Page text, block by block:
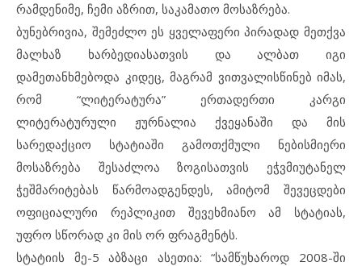
რამდენიმე, ჩემი აზრით, საკამათო მოსაზრება.
ბუნებრივია, შემეძლო ეს ყველაფერი პირადად მეთქვა
მალხაზ ხარბედიასათვის და ალბათ იგი
დამეთანხმებოდა კიდეც, მაგრამ ვითვალისწინებ იმას,
რომ “ლიტერატურა” ერთადერთი კარგი
ლიტერატურული ჟურნალია ქვეყანაში და მის
სარედაქციო სტატიაში გამოთქმული ნებისმიერი
მოსაზრება შესაძლოა ზოგისათვის ეჭვმიუტანელ
ჭეშმარიტებას წარმოადგენდეს, ამიტომ შევეცდები
ოფიციალური რეპლიკით შევეხმიანო ამ სტატიას,
უფრო სწორად კი მის ორ ფრაგმენტს.
სტატიის მე-5 აბზაცი ასეთია: “სამწუხაროდ 2008-ში